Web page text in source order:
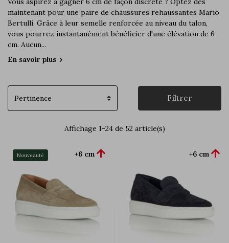
maintenant pour une paire de chaussures rehaussantes Mario
Bertulli. Grâce à leur semelle renforcée au niveau du talon,
vous pourrez instantanément bénéficier d'une élévation de 6
cm. Aucun...
En savoir plus chevron_right
Filtrer
Affichage 1-24 de 52 article(s)
Nouveauté +6 cm  +6 cm 